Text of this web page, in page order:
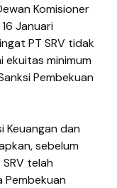
Komisioner
Januari
PT SRV tidak
minimum
Pembekuan
Keuangan dan
sebelum
telah